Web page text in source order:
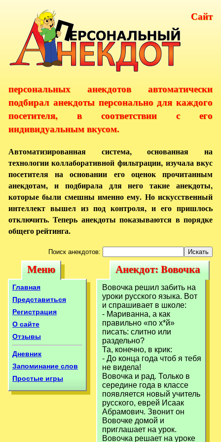
Сайт
персональных анекдотов автоматически
подбирал анекдоты персонально для каждого
посетителя, в соответствии с его
индивидуальным вкусом.
Автоматизированная система, основанная на
технологии коллаборативной фильтрации, изучала вкус
посетителя на основании его оценок прочитанным
анекдотам, и подбирала для него такие анекдоты,
которые были смешны именно ему. Но искусственный
интеллект вышел из под контроля, и его пришлось
отключить. Теперь анекдоты показываются в порядке
общего рейтинга.
Поиск анекдотов:
Меню
Меню
Главная
Представиться
Регистрация
О сайте
Отзывы
Дневник
Запоминание слов
Простые игры
Анекдот: Bовочка
решил забить на
уроки
Анекдот: Bовочка
решил забить на
уроки
Bовочка решил забить на
уроки русского языка. Вот
и спрашивает в школе:
- Мариванна, а как
правильно «по х*й»
писать: слитно или
раздельно?
Та, конечно, в крик:
- До конца года чтоб я тебя
не видела!
Вовочка и рад. Только в
середине года в классе
появляется новый учитель
русского, еврей Исаак
Абрамович. Звонит он
Вовочке домой и
приглашает на урок.
Вовочка решает на уроке